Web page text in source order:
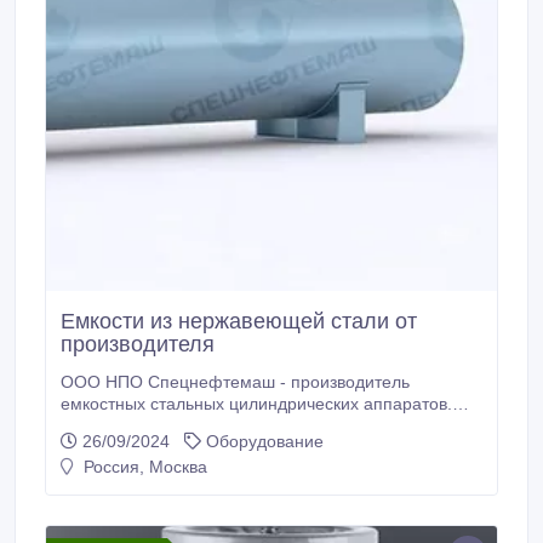
Емкости из нержавеющей стали от
производителя
ООО НПО Спецнефтемаш - производитель
емкостных стальных цилиндрических аппаратов.
предлагаем конкурентные цены на рынках РФ и
СНГ. Мы предлагаем новые Аппараты емкостные
Аппараты емкостные стальные цилиндрические
26/09/2024
Оборудование
Россия, Москва